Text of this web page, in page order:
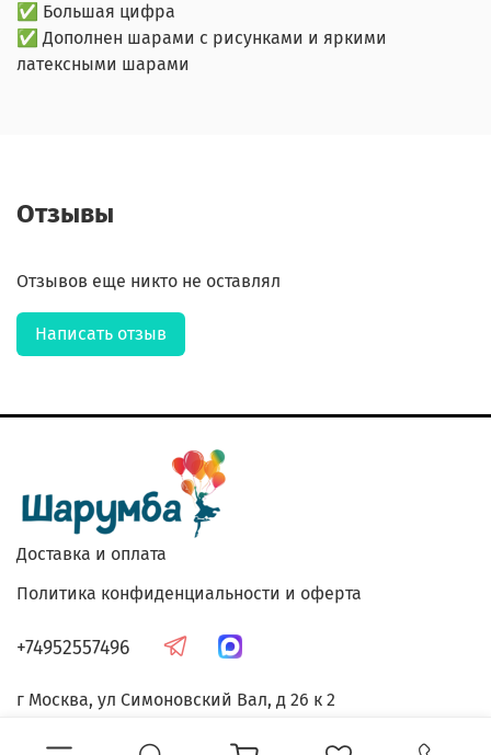
✅ Большая цифра
✅ Дополнен шарами с рисунками и яркими
латексными шарами
Отзывы
Отзывов еще никто не оставлял
Написать отзыв
Доставка и оплата
Политика конфиденциальности и оферта
+74952557496
г Москва, ул Симоновский Вал, д 26 к 2